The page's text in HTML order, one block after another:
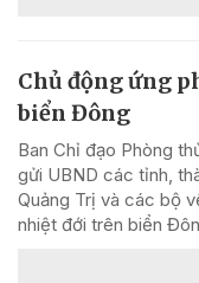
Chủ động ứng
biển Đông
Ban Chỉ đạo Phòng
gửi UBND các tỉnh,
Quảng Trị và các bộ
nhiệt đới trên biển